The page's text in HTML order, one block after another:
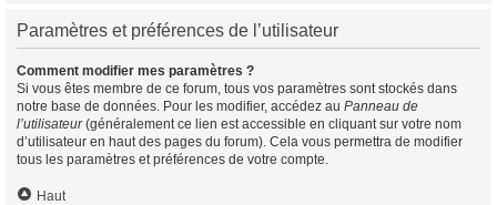
Paramètres et préférences de l’utilisateur
Comment modifier mes paramètres ?
Si vous êtes membre de ce forum, tous vos paramètres sont stockés dans
notre base de données. Pour les modifier, accédez au Panneau de
l’utilisateur(généralement ce lien est accessible en cliquant sur votre nom
d’utilisateur en haut des pages du forum). Cela vous permettra de modifier
tous les paramètres et préférences de votre compte.
Haut